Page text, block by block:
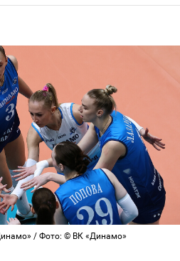
/ Фото: © ВК «Динамо»